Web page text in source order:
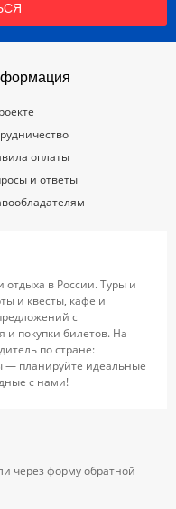
оплаты
и ответы
отдыха в России. Туры и
и квесты, кафе и
с
покупки билетов. На
по стране:
— планируйте идеальные
с нами!
через форму обратной